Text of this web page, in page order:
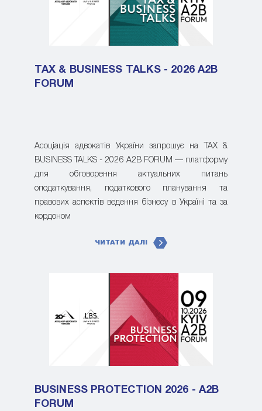
TAX & BUSINESS TALKS - 2026 A2B
FORUM
Асоціація адвокатів України запрошує на TAX &
BUSINESS TALKS - 2026 A2B FORUM — платформу
для обговорення актуальних питань
оподаткування, податкового планування та
правових аспектів ведення бізнесу в Україні та за
кордоном
ЧИТАТИ ДАЛІ
BUSINESS PROTECTION 2026 - A2B
FORUM